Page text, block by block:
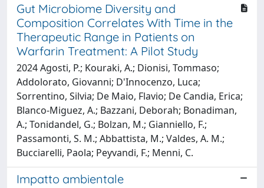
Gut Microbiome Diversity and
Composition Correlates With Time in the
Therapeutic Range in Patients on
Warfarin Treatment: A Pilot Study
2024 Agosti, P.; Kouraki, A.; Dionisi, Tommaso;
Addolorato, Giovanni; D'Innocenzo, Luca;
Sorrentino, Silvia; De Maio, Flavio; De Candia, Erica;
Blanco-Miguez, A.; Bazzani, Deborah; Bonadiman,
A.; Tonidandel, G.; Bolzan, M.; Gianniello, F.;
Passamonti, S. M.; Abbattista, M.; Valdes, A. M.;
Bucciarelli, Paola; Peyvandi, F.; Menni, C.
Impatto ambientale